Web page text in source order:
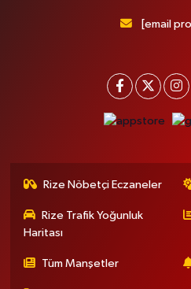
[email
Rize Nöbetçi Eczaneler
Rize Trafik Yoğunluk
Haritası
Tüm Manşetler